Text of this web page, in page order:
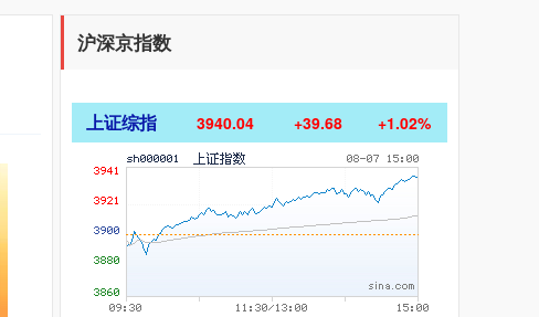
沪深京指数
上证综指 3940.04 +39.68 +1.02%